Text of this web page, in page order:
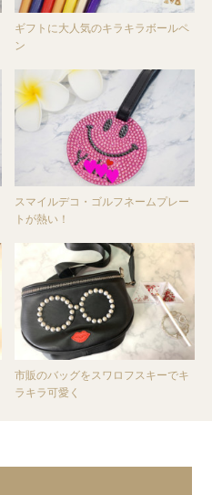
ギフトに大人気のキラキラボールペ
ン
スマイルデコ・ゴルフネームプレー
トが熱い！
市販のバッグをスワロフスキーでキ
ラキラ可愛く